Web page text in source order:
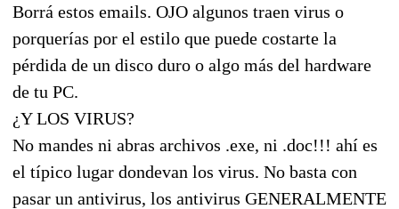
Borrá estos emails. OJO algunos traen virus o
porquerías por el estilo que puede costarte la
pérdida de un disco duro o algo más del hardware
de tu PC.
¿Y LOS VIRUS?
No mandes ni abras archivos .exe, ni .doc!!! ahí es
el típico lugar dondevan los virus. No basta con
pasar un antivirus, los antivirus GENERALMENTE